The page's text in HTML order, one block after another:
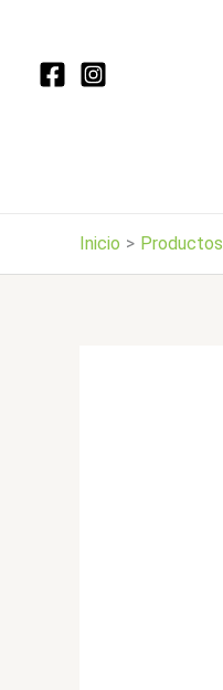
contenido
Inicio Productos